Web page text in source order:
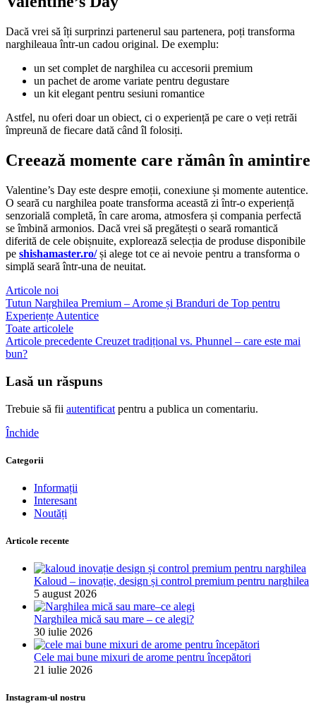
Dacă vrei să îți surprinzi partenerul sau partenera, poți transforma
narghileaua într-un cadou original. De exemplu:
un set complet de narghilea cu accesorii premium
un pachet de arome variate pentru degustare
un kit elegant pentru sesiuni romantice
Astfel, nu oferi doar un obiect, ci o experiență pe care o veți retrăi
împreună de fiecare dată când îl folosiți.
Creează momente care rămân în amintire
Valentine’s Day este despre emoții, conexiune și momente autentice.
O seară cu narghilea poate transforma această zi într-o experiență
senzorială completă, în care aroma, atmosfera și compania perfectă
se îmbină armonios. Dacă vrei să pregătești o seară romantică
diferită de cele obișnuite, explorează selecția de produse disponibile
pe shishamaster.ro/și alege tot ce ai nevoie pentru a transforma o
simplă seară într-una de neuitat.
Articole noi
Tutun Narghilea Premium – Arome și Branduri de Top pentru
Experiențe Autentice
Toate articolele
Articole precedente Creuzet tradițional vs. Phunnel – care este mai
bun?
Lasă un răspuns
Trebuie să fii autentificat pentru a publica un comentariu.
Închide
Categorii
Informații
Interesant
Noutăți
Articole recente
Kaloud – inovație, design și control premium pentru narghilea
5 august 2026
Narghilea mică sau mare – ce alegi?
30 iulie 2026
Cele mai bune mixuri de arome pentru începători
21 iulie 2026
Instagram-ul nostru